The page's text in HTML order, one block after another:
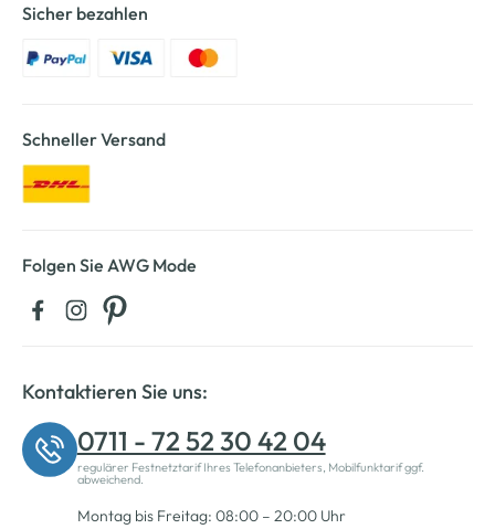
Sicher bezahlen
Schneller Versand
Folgen Sie AWG Mode
Kontaktieren Sie uns:
0711 - 72 52 30 42 04
regulärer Festnetztarif Ihres Telefonanbieters, Mobilfunktarif ggf.
abweichend.
Montag bis Freitag: 08:00 – 20:00 Uhr